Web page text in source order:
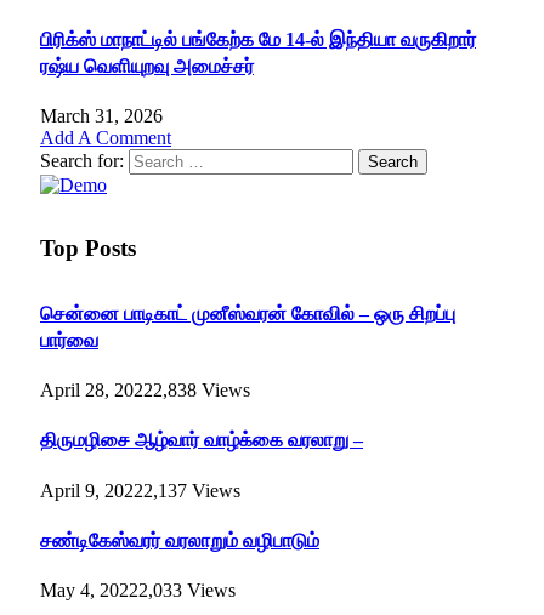
பிரிக்ஸ் மாநாட்டில் பங்கேற்க மே 14-ல் இந்தியா வருகிறார்
ரஷ்ய வெளியுறவு அமைச்சர்
March 31, 2026
Add A Comment
Search for:
Top Posts
சென்னை பாடிகாட் முனீஸ்வரன் கோவில் – ஒரு சிறப்பு
பார்வை
April 28, 20222,838 Views
திருமழிசை ஆழ்வார் வாழ்க்கை வரலாறு –
April 9, 20222,137 Views
சண்டிகேஸ்வரர் வரலாறும் வழிபாடும்
May 4, 20222,033 Views